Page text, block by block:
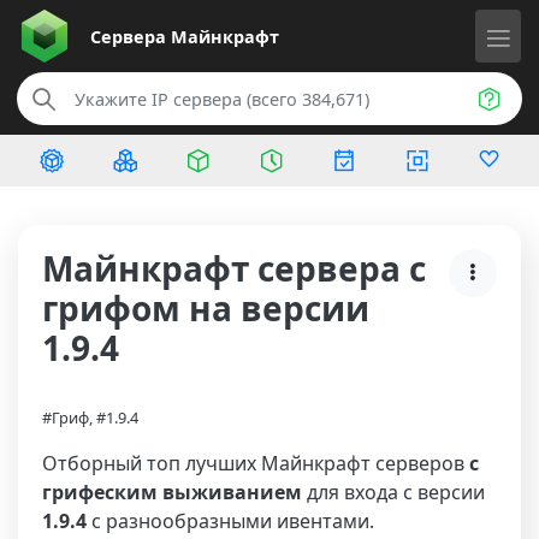
Сервера Майнкрафт
Майнкрафт сервера с
грифом на версии
1.9.4
#Гриф, #1.9.4
Отборный топ лучших Майнкрафт серверовс
грифеским выживанием для входа с версии
1.9.4 с разнообразными ивентами.